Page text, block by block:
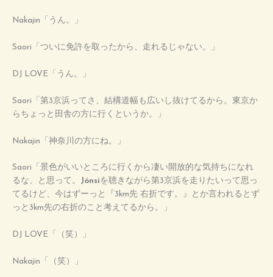
Nakajin「うん。」
Saori「ついに免許を取ったから、走れるじゃない。」
DJ LOVE「うん。」
Saori「第3京浜ってさ、結構道幅も広いし抜けてるから。東京か
らちょっと田舎の方に行くというか。」
Nakajin「神奈川の方にね。」
Saori「景色がいいところに行くから凄い開放的な気持ちになれ
るな、と思って。
Jónsi を聴きながら第3京浜を走りたいって思っ
てるけど、今はずーっと『3km先 右折です。』とか言われるとず
っと3km先の右折のこと考えてるから。」
DJ LOVE「（笑）」
Nakajin「（笑）」